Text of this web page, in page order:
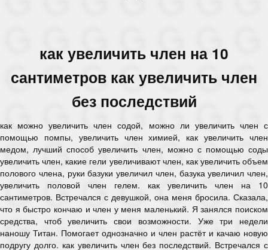
как увеличить член на 10
сантиметров как увеличить член
без последствий
как можно увеличить член содой, можно ли увеличить член с
помощью помпы, увеличить член химией, как увеличить член
медом, лучший способ увеличить член, можно с помощью соды
увеличить член, какие гели увеличивают член, как увеличить объем
полового члена, руки базуки увеличил член, базука увеличил член,
увеличить половой член гелем. как увеличить член на 10
сантиметров. Встречался с девушкой, она меня бросила. Сказала,
что я быстро кончаю и член у меня маленький. Я занялся поиском
средства, чтоб увеличить свои возможности. Уже три недели
наношу Титан. Помогает однозначно и член растёт и качаю новую
подругу долго. как увеличить член без последствий. Встречался с